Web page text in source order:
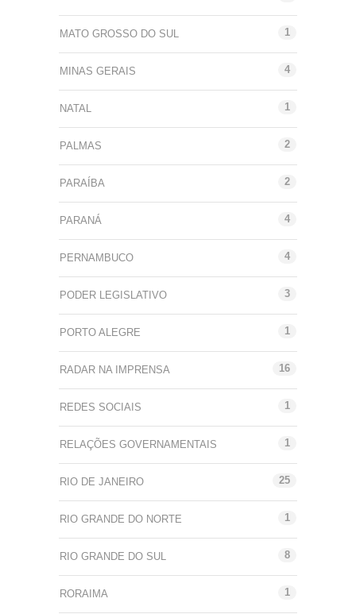
MATO GROSSO DO SUL 1
MINAS GERAIS 4
NATAL 1
PALMAS 2
PARAÍBA 2
PARANÁ 4
PERNAMBUCO 4
PODER LEGISLATIVO 3
PORTO ALEGRE 1
RADAR NA IMPRENSA 16
REDES SOCIAIS 1
RELAÇÕES GOVERNAMENTAIS 1
RIO DE JANEIRO 25
RIO GRANDE DO NORTE 1
RIO GRANDE DO SUL 8
RORAIMA 1